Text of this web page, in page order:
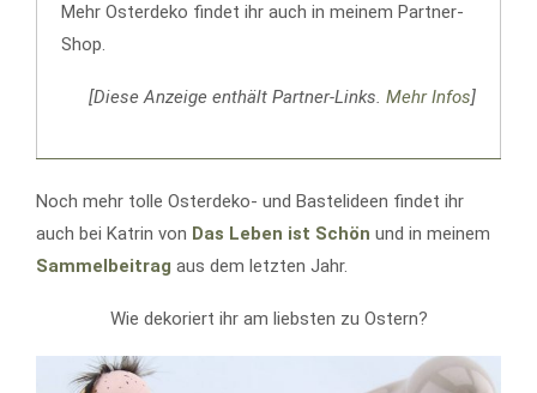
Mehr Osterdeko findet ihr auch in meinem Partner-
Shop.
[Diese Anzeige enthält Partner-Links. Mehr Infos]
Noch mehr tolle Osterdeko- und Bastelideen findet ihr
auch bei Katrin von Das Leben ist Schön und in meinem
Sammelbeitrag aus dem letzten Jahr.
Wie dekoriert ihr am liebsten zu Ostern?